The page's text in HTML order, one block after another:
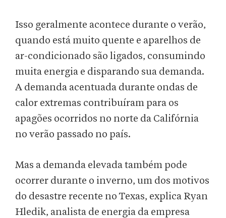
Isso geralmente acontece durante o verão,
quando está muito quente e aparelhos de
ar-condicionado são ligados, consumindo
muita energia e disparando sua demanda.
A demanda acentuada durante ondas de
calor extremas contribuíram para os
apagões ocorridos no norte da Califórnia
no verão passado no país.
Mas a demanda elevada também pode
ocorrer durante o inverno, um dos motivos
do desastre recente no Texas, explica Ryan
Hledik, analista de energia da empresa